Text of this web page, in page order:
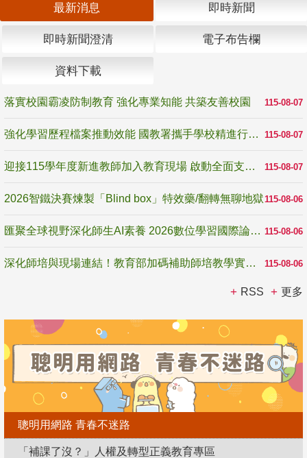
最新消息 即時新聞
即時新聞澄清 電子布告欄
資料下載
115-08-07
落實校園霸凌防制教育 強化專業知能 共築友善校園
115-08-07
強化學習歷程檔案推動效能 國教署攜手學校精進行政與教學支持
115-08-07
迎接115學年度新進教師加入教育現場 啟動全面支持陪伴
115-08-06
2026智鐵決賽煉製「Blind box」特效藥/翻轉無聊地獄
115-08-06
匯聚全球視野深化師生AI素養 2026數位學習國際論壇高雄登場
115-08-06
深化師培與現場連結！教育部加碼補助師培教學實踐研究 10月師培國際研討會交流教學實踐經驗
RSS 更多
聰明用網路 青春不迷路
「補課了沒？」人權及轉型正義教育專區